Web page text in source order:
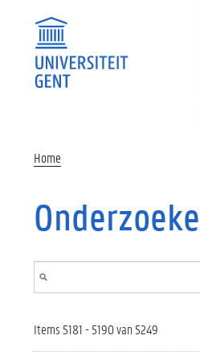
Home
Items 5181 - 5190 van 5249